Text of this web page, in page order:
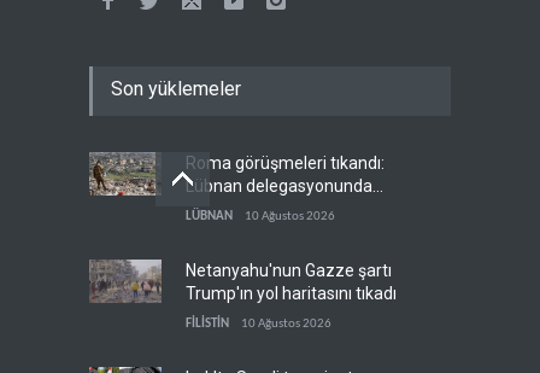
Son yüklemeler
Roma görüşmeleri tıkandı:
Lübnan delegasyonunda
anlaşmazlık çıktı
LÜBNAN 10 Ağustos 2026
Netanyahu'nun Gazze şartı
Trump'ın yol haritasını tıkadı
FİLİSTİN 10 Ağustos 2026